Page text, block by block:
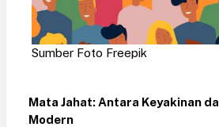
Sumber Foto Freepik
Mata Jahat: Antara Keyakinan
Modern